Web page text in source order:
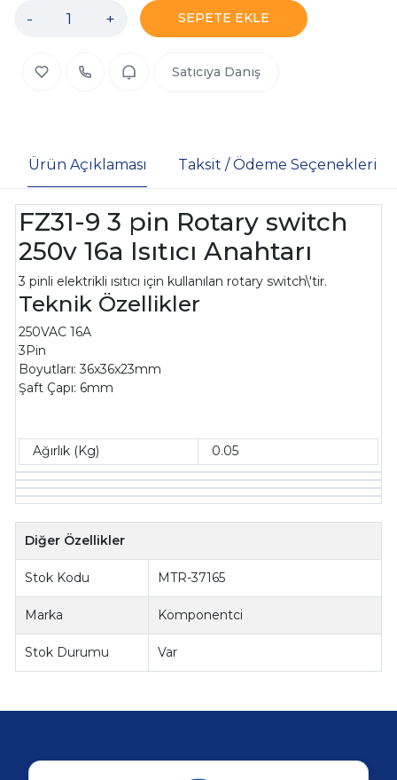
- + SEPETE EKLE
Satıcıya Danış
Ürün Açıklaması Taksit / Ödeme Seçenekleri
FZ31-9 3 pin Rotary switch
250v 16a Isıtıcı Anahtarı
3 pinli elektrikli ısıtıcı için kullanılan rotary switch\'tir.
Teknik Özellikler
250VAC 16A
3Pin
Boyutları: 36x36x23mm
Şaft Çapı: 6mm
Ağırlık (Kg) 0.05
Diğer Özellikler
Stok Kodu MTR-37165
Marka Komponentci
Stok Durumu Var